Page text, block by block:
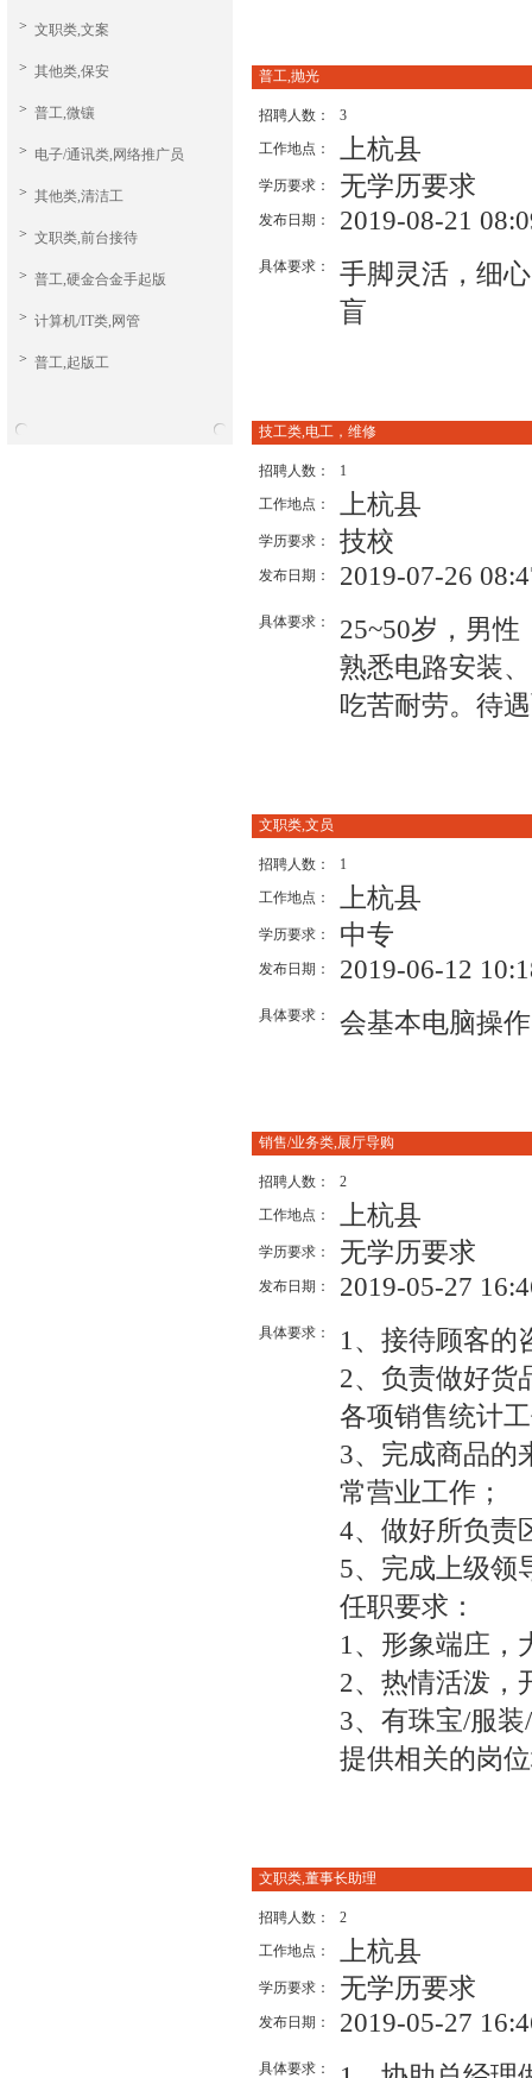
> 文职类,文案
> 其他类,保安
> 普工,微镶
> 电子/通讯类,网络推广员
> 其他类,清洁工
> 文职类,前台接待
> 普工,硬金合金手起版
> 计算机/IT类,网管
> 普工,起版工
普工,抛光
招聘人数：
3
工作地点：
上杭县
学历要求： 无学历要求
发布日期： 2019-08-21
具体要求：
手脚灵活，细
盲
技工类,电工，维修
招聘人数：
1
工作地点：
上杭县
学历要求： 技校
发布日期： 2019-07-26
具体要求：
25~50岁，男
熟悉电路安装
吃苦耐劳。待
文职类,文员
招聘人数：
1
工作地点：
上杭县
学历要求： 中专
发布日期： 2019-06-12
具体要求： 会基本电脑操
销售/业务类,展厅导购
招聘人数：
2
工作地点：
上杭县
学历要求： 无学历要求
发布日期： 2019-05-27
具体要求：
1、接待顾客的
2、负责做好货
各项销售统计
3、完成商品的
常营业工作；
4、做好所负责
5、完成上级领
任职要求：
1、形象端庄，
2、热情活泼，
3、有珠宝/服
提供相关的岗
文职类,董事长助理
招聘人数：
2
工作地点：
上杭县
学历要求： 无学历要求
发布日期： 2019-05-27
具体要求：